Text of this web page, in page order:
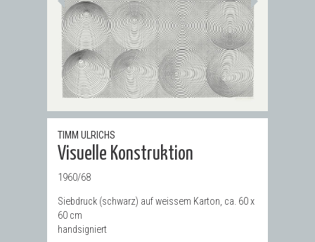
TIMM ULRICHS
Visuelle Konstruktion
1960/68
Siebdruck (schwarz) auf weissem Karton, ca. 60 x
60 cm
handsigniert